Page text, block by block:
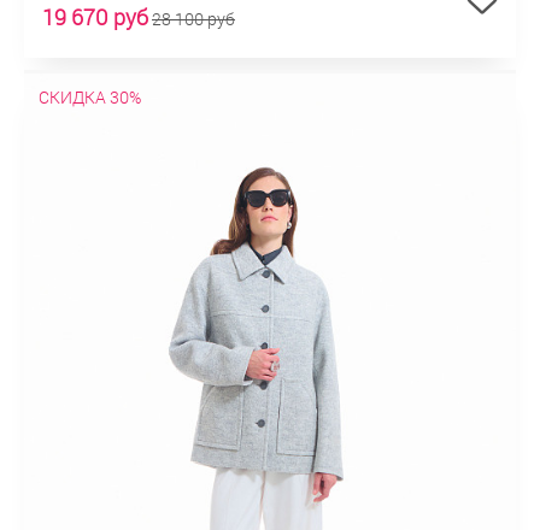
19 670 руб28 100 руб
СКИДКА 30%